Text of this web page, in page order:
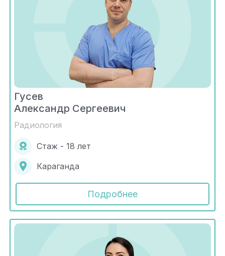
Гусев
Александр Сергеевич
Радиология
Стаж - 18 лет
Караганда
Подробнее